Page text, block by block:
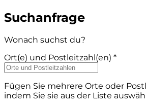
Suchanfrage
Wonach suchst du?
Ort(e) und Postleitzahl(en) *
Fügen Sie mehrere Orte oder
indem Sie sie aus der Liste